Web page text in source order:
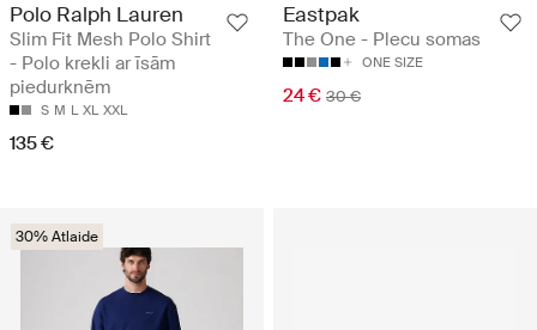
Polo Ralph Lauren
Slim Fit Mesh Polo Shirt
- Polo krekli ar īsām
piedurknēm
S M L XL XXL
135 €
Eastpak
The One - Plecu somas
ONE SIZE
24 € 30 €
30% Atlaide